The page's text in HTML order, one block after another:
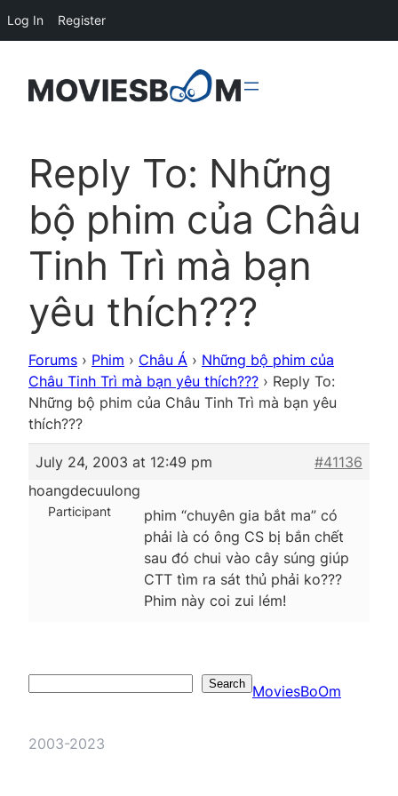
Reply To: Những
bộ phim của Châu
Tinh Trì mà bạn
yêu thích???
Forums › Phim › Châu Á › Những bộ phim của
Châu Tinh Trì mà bạn yêu thích??? › Reply To:
Những bộ phim của Châu Tinh Trì mà bạn yêu
thích???
July 24, 2003 at 12:49 pm
#41136
hoangdecuulong
Participant
phim “chuyên gia bắt ma” có
phải là có ông CS bị bắn chết
sau đó chui vào cây súng giúp
CTT tìm ra sát thủ phải ko???
Phim này coi zui lém!
Search MoviesBoOm
2003-2023
Log In Register